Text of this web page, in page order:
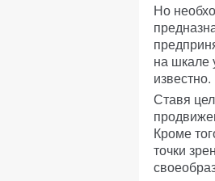
Но
на шкале
известно.
Ставя
Кроме
точки